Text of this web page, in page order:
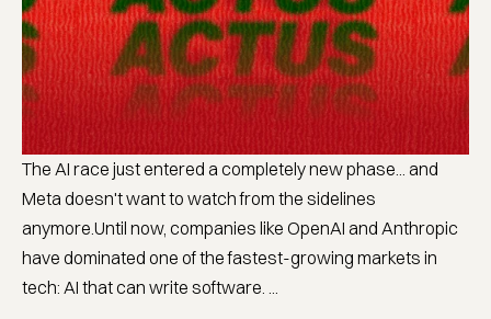
The AI race just entered a completely new phase... and
Meta doesn't want to watch from the sidelines
anymore.Until now, companies like OpenAI and Anthropic
have dominated one of the fastest-growing markets in
tech: AI that can write software. ...